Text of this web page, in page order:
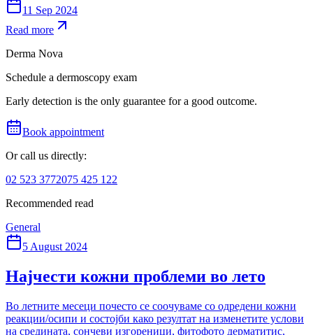
11 Sep 2024
Read more
Derma Nova
Schedule a dermoscopy exam
Early detection is the only guarantee for a good outcome.
Book appointment
Or call us directly:
02 523 3772075 425 122
Recommended read
General
5 August 2024
Најчести кожни проблеми во лето
Во летните месеци почесто се соочуваме со одредени кожни
реакции/осипи и состојби како резултат на изменетите услови
на средината, сончеви изгореници, фитофото дерматитис,